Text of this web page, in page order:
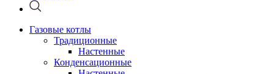
Газовые котлы
Традиционные
Настенные
Конденсационные